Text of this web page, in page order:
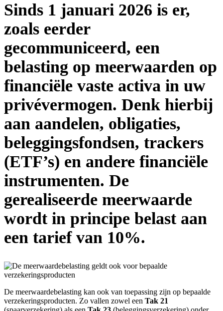
Sinds 1 januari 2026 is er,
zoals eerder
gecommuniceerd, een
belasting op meerwaarden op
financiële vaste activa in uw
privévermogen. Denk hierbij
aan aandelen, obligaties,
beleggingsfondsen, trackers
(ETF’s) en andere financiële
instrumenten. De
gerealiseerde meerwaarde
wordt in principe belast aan
een tarief van 10%.
De meerwaardebelasting kan ook van toepassing zijn op bepaalde
verzekeringsproducten. Zo vallen zowel een Tak 21